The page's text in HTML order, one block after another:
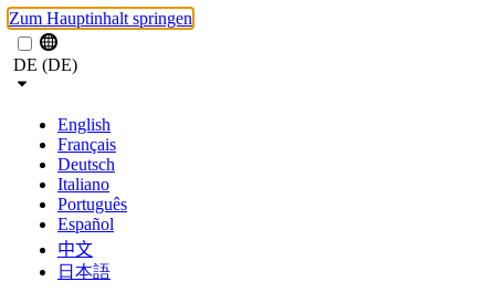
Zum Hauptinhalt springen
DE (DE)
English
Français
Deutsch
Italiano
Português
Español
中文
日本語